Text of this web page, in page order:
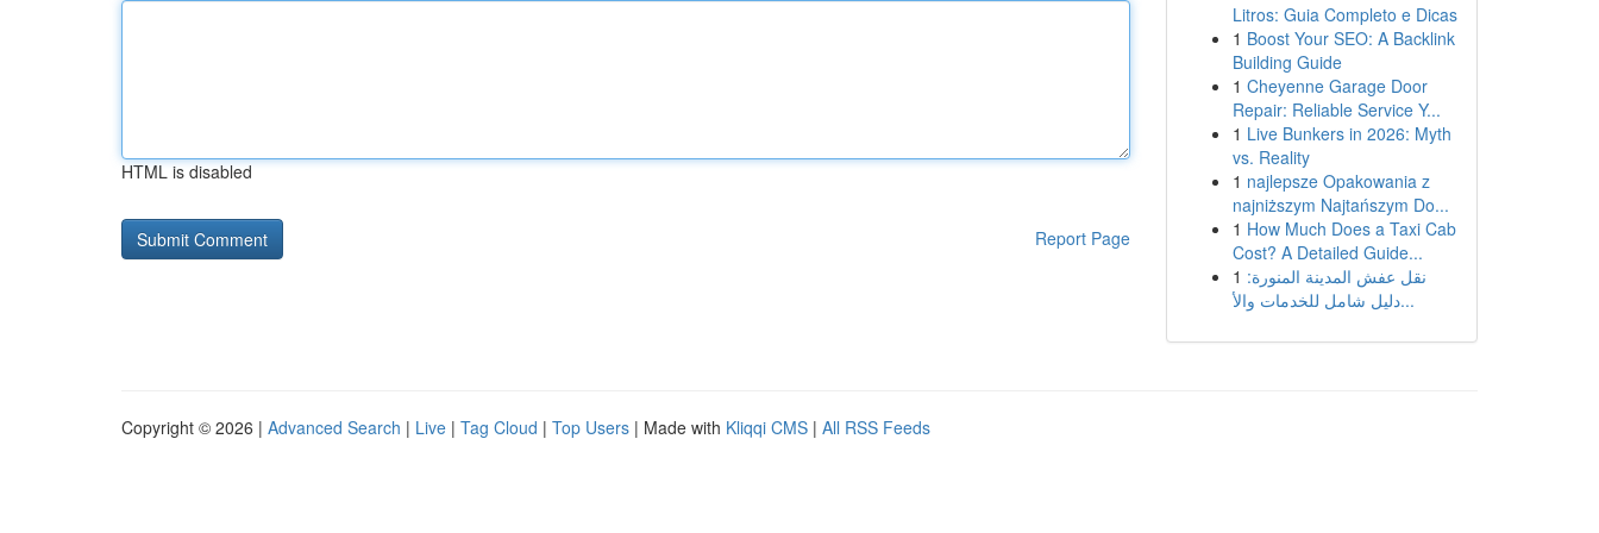
HTML is disabled
Report Page
Litros: Guia Completo e Dicas
1 Boost Your SEO: A Backlink
Building Guide
1 Cheyenne Garage Door
Repair: Reliable Service Y...
1 Live Bunkers in 2026: Myth
vs. Reality
1 najlepsze Opakowania z
najniższym Najtańszym Do...
1 How Much Does a Taxi Cab
Cost? A Detailed Guide...
1 نقل عفش المدينة المنورة:
دليل شامل للخدمات والأ...
Copyright © 2026 | Advanced Search | Live | Tag Cloud | Top Users | Made with Kliqqi CMS | All RSS Feeds